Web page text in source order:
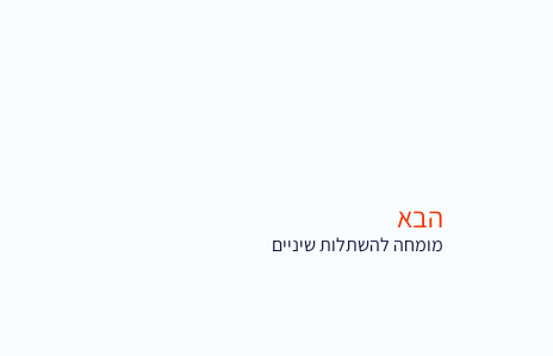
הבא
מומחה להשתלות שיניים